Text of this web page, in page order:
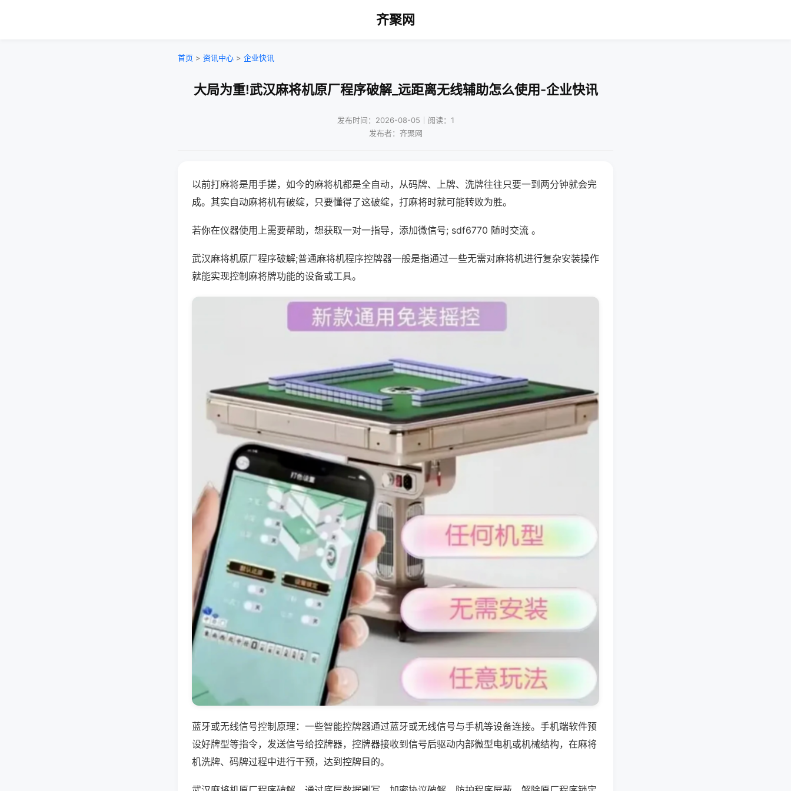
齐聚网
首页 > 资讯中心 > 企业快讯
大局为重!武汉麻将机原厂程序破解_远距离无线辅助怎么使用-企业快讯
发布时间：2026-08-05｜阅读：1
发布者：齐聚网
以前打麻将是用手搓，如今的麻将机都是全自动，从码牌、上牌、洗牌往往只要一到两分钟就会完
成。其实自动麻将机有破绽，只要懂得了这破绽，打麻将时就可能转败为胜。
若你在仪器使用上需要帮助，想获取一对一指导，添加微信号; sdf6770 随时交流 。
武汉麻将机原厂程序破解;普通麻将机程序控牌器一般是指通过一些无需对麻将机进行复杂安装操作
就能实现控制麻将牌功能的设备或工具。
蓝牙或无线信号控制原理：一些智能控牌器通过蓝牙或无线信号与手机等设备连接。手机端软件预
设好牌型等指令，发送信号给控牌器，控牌器接收到信号后驱动内部微型电机或机械结构，在麻将
机洗牌、码牌过程中进行干预，达到控牌目的。